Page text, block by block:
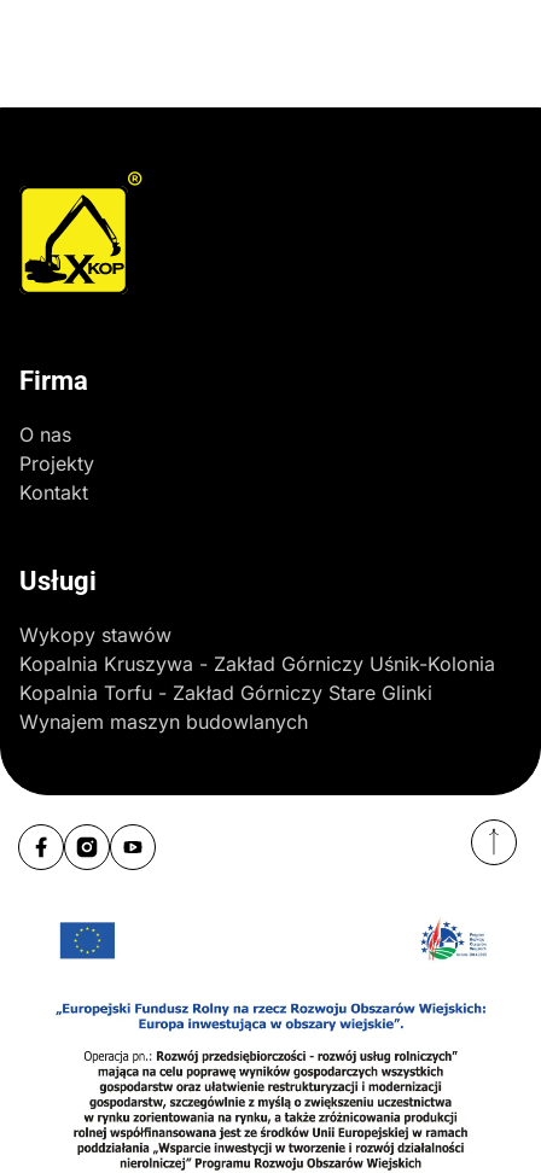
®
Firma
O nas
Projekty
Kontakt
Usługi
Wykopy stawów
Kopalnia Kruszywa - Zakład Górniczy Uśnik-Kolonia
Kopalnia Torfu - Zakład Górniczy Stare Glinki
Wynajem maszyn budowlanych